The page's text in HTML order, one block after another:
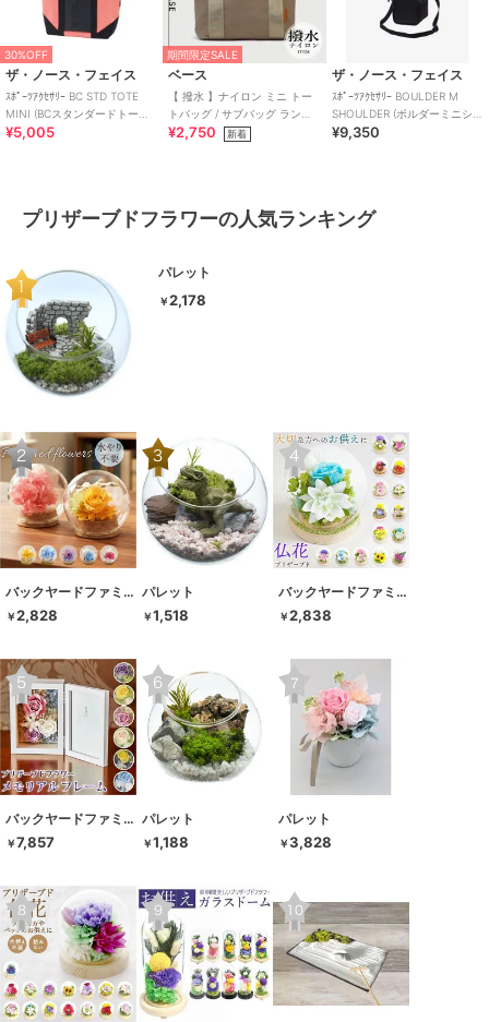
30%OFF
ザ・ノース・フェイス
ｽﾎﾟｰﾂｱｸｾｻﾘｰ BC STD TOTE
MINI (BCスタンダードトート
ミニ)
¥5,005
期間限定SALE
ベース
【 撥水 】ナイロン ミニ トー
トバッグ / サブバッグ ランチ
バッグ 仕切り付き
¥2,750 新着
ザ・ノース・フェイス
ｽﾎﾟｰﾂｱｸｾｻﾘｰ BOULDER M
SHOULDER (ボルダーミニショ
ルダー)
¥9,350
プリザーブドフラワーの人気ランキング
パレット
￥2,178
バックヤードファミリー
￥2,828
パレット
￥1,518
バックヤードファミリー
￥2,838
バックヤードファミリー
￥7,857
パレット
￥1,188
パレット
￥3,828